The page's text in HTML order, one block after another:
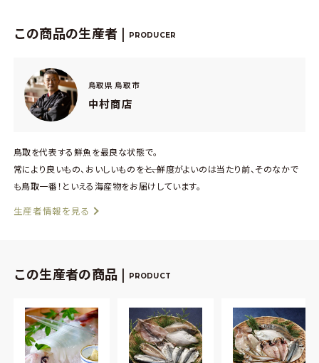
この商品の生産者 | PRODUCER
鳥取県 鳥取市
中村商店
鳥取を代表する鮮魚を最良な状態で。
常により良いもの、おいしいものを――と、鮮度がよいのは当たり前、そのなかで
も鳥取一番！といえる海産物をお届けしています。
生産者情報を見る
この生産者の商品 | PRODUCT